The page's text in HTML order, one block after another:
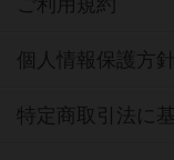
ご利用規約
個人情報保護方針
特定商取引法に